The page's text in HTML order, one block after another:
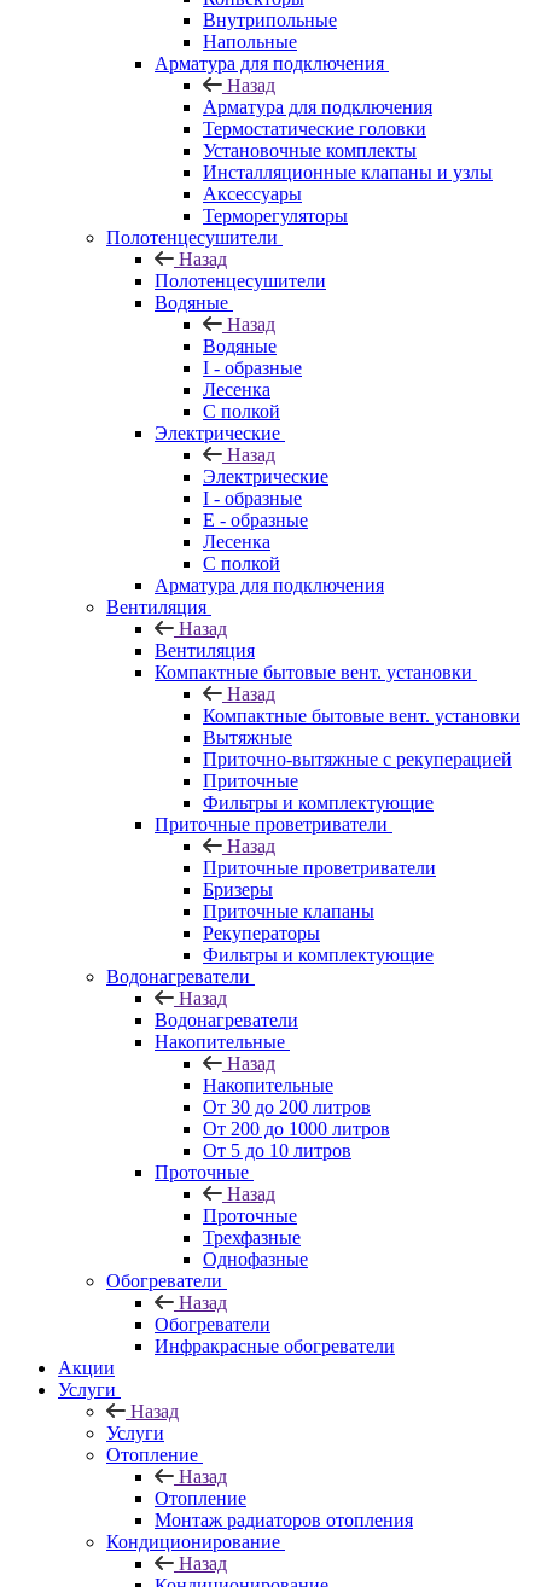
Внутрипольные
Напольные
Арматура для подключения
Назад
Арматура для подключения
Термостатические головки
Установочные комплекты
Инсталляционные клапаны и узлы
Аксессуары
Терморегуляторы
Полотенцесушители
Назад
Полотенцесушители
Водяные
Назад
Водяные
I - образные
Лесенка
С полкой
Электрические
Назад
Электрические
I - образные
E - образные
Лесенка
С полкой
Арматура для подключения
Вентиляция
Назад
Вентиляция
Компактные бытовые вент. установки
Назад
Компактные бытовые вент. установки
Вытяжные
Приточно-вытяжные с рекуперацией
Приточные
Фильтры и комплектующие
Приточные проветриватели
Назад
Приточные проветриватели
Бризеры
Приточные клапаны
Рекуператоры
Фильтры и комплектующие
Водонагреватели
Назад
Водонагреватели
Накопительные
Назад
Накопительные
От 30 до 200 литров
От 200 до 1000 литров
От 5 до 10 литров
Проточные
Назад
Проточные
Трехфазные
Однофазные
Обогреватели
Назад
Обогреватели
Инфракрасные обогреватели
Акции
Услуги
Назад
Услуги
Отопление
Назад
Отопление
Монтаж радиаторов отопления
Кондиционирование
Назад